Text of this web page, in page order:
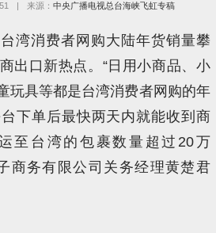
| 来源：中央广播电视总台海峡飞虹专稿
湾消费者网购大陆年货销量攀
出口新热点。“日用小商品、小
玩具等都是台湾消费者网购的年
下单后最快两天内就能收到商
至台湾的包裹数量超过20万
商务有限公司关务经理黄楚君